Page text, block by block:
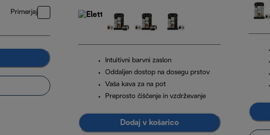
Primerjaj
Intuitivni barvni zaslon
Oddaljen dostop na dosegu prstov
Vaša kava za na pot
Preprosto čiščenje in vzdrževanje
Dodaj v košarico